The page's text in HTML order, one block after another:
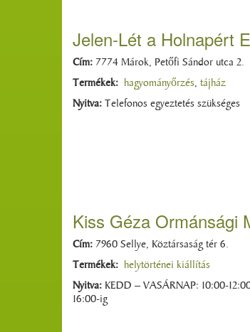
Jelen-Lét a Holnapért
Cím: 7774 Márok, Petőfi Sándor utca 2.
Termékek: hagyományőrzés, tájház
Nyitva: Telefonos egyeztetés szükséges
Kiss Géza Ormánsági
Cím: 7960 Sellye, Köztársaság tér 6.
Termékek: helytörténei kiállítás
Nyitva: KEDD – VASÁRNAP: 10:00-
16:00-ig